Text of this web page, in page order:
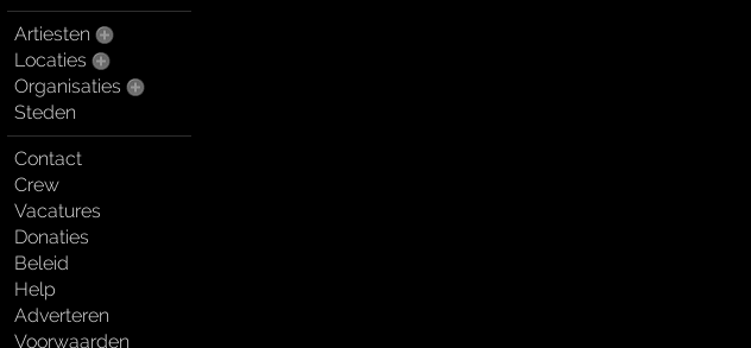
Artiesten
Locaties
Organisaties
Steden
Contact
Crew
Vacatures
Donaties
Beleid
Help
Adverteren
Voorwaarden